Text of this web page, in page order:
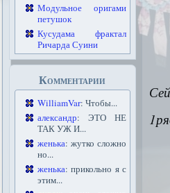
Модульное оригами
петушок
Кусудама фрактал
Ричарда Суини
Комментарии
WilliamVar: Чтобы...
александр: ЭТО НЕ
ТАК УЖ И...
женька: жутко сложно
но...
женька: прикольно я с
этим...